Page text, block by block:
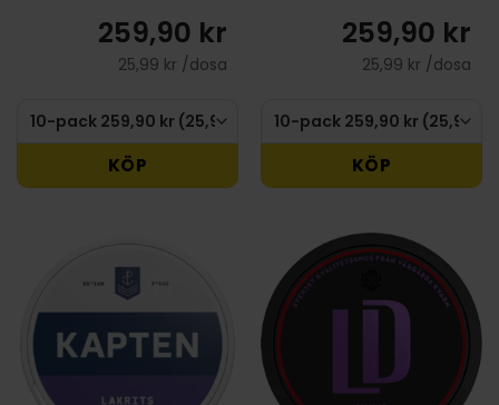
259,90 kr
25,99 kr /dosa
KÖP
259,90 kr
25,99 kr /dosa
KÖP